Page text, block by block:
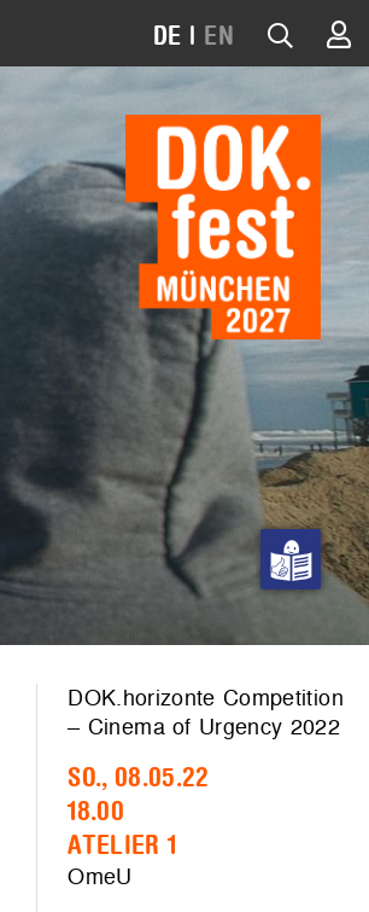
DE | EN
DOK.horizonte Competition
– Cinema of Urgency 2022
SO., 08.05.22
18.00
ATELIER 1
OmeU